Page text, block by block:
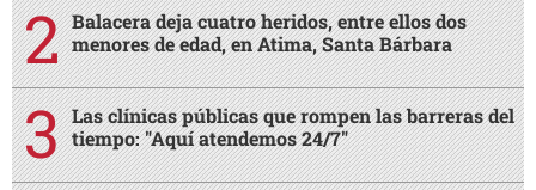
Balacera deja cuatro heridos, entre ellos dos
menores de edad, en Atima, Santa Bárbara
Las clínicas públicas que rompen las barreras del
tiempo: "Aquí atendemos 24/7"